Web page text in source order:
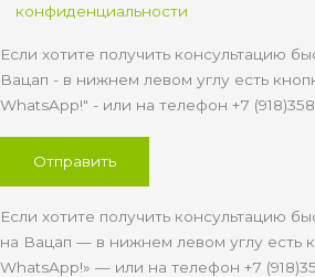
конфиденциальности
Если хотите получить консультацию
Вацап - в нижнем левом углу есть
WhatsApp!" - или на телефон +7
Если хотите получить консультацию
на Вацап — в нижнем левом углу есть
WhatsApp!» — или на телефон +7